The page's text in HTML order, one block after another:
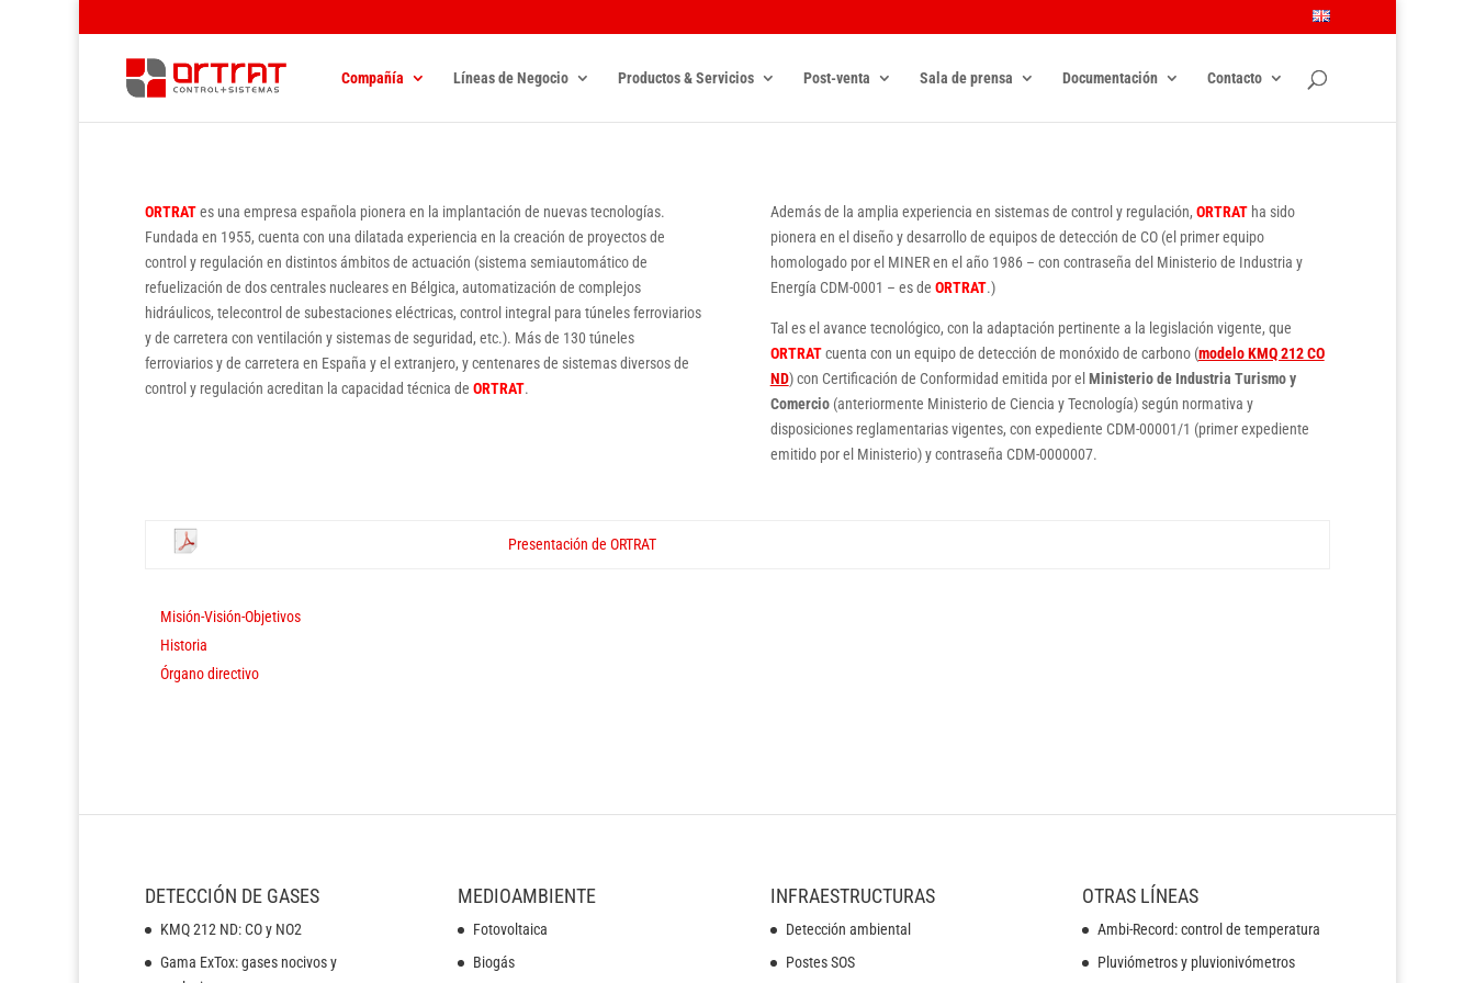
Compañía Líneas de Negocio Productos & Servicios Post-venta Sala de prensa Documentación Contacto
ORTRATes una empresa española pionera en la implantación de nuevas tecnologías.
Fundada en 1955, cuenta con una dilatada experiencia en la creación de proyectos de
control y regulación en distintos ámbitos de actuación (sistema semiautomático de
refuelización de dos centrales nucleares en Bélgica, automatización de complejos
hidráulicos, telecontrol de subestaciones eléctricas, control integral para túneles ferroviarios
y de carretera con ventilación y sistemas de seguridad, etc.). Más de 130 túneles
ferroviarios y de carretera en España y el extranjero, y centenares de sistemas diversos de
control y regulación acreditan la capacidad técnica de ORTRAT.
Además de la amplia experiencia en sistemas de control y regulación, ORTRATha sido
pionera en el diseño y desarrollo de equipos de detección de CO (el primer equipo
homologado por el MINER en el año 1986 – con contraseña del Ministerio de Industria y
Energía CDM-0001 – es de ORTRAT.)
Tal es el avance tecnológico, con la adaptación pertinente a la legislación vigente, que
ORTRATcuenta con un equipo de detección de monóxido de carbono (modelo KMQ 212 CO
ND) con Certificación de Conformidad emitida por el Ministerio de Industria Turismo y
Comercio(anteriormente Ministerio de Ciencia y Tecnología) según normativa y
disposiciones reglamentarias vigentes, con expediente CDM-00001/1 (primer expediente
emitido por el Ministerio) y contraseña CDM-0000007.
Presentación de ORTRAT
Misión-Visión-Objetivos
Historia
Órgano directivo
DETECCIÓN DE GASES
KMQ 212 ND: CO y NO2
Gama ExTox: gases nocivos y
MEDIOAMBIENTE
Fotovoltaica
Biogás
INFRAESTRUCTURAS
Detección ambiental
Postes SOS
OTRAS LÍNEAS
Ambi-Record: control de temperatura
Pluviómetros y pluvionivómetros